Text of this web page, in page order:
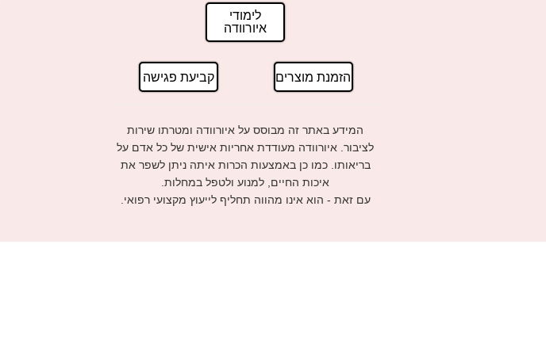
לימודי
איורוודה
הזמנת מוצרים קביעת פגישה
המידע באתר זה מבוסס על איורוודה ומטרתו שירות
לציבור. איורוודה מעודדת אחריות אישית של כל אדם על
בריאותו. כמו כן באמצעות הכרות איתה ניתן לשפר את
איכות החיים, למנוע ולטפל במחלות.
עם זאת - הוא אינו מהווה תחליף לייעוץ מקצועי רפואי.